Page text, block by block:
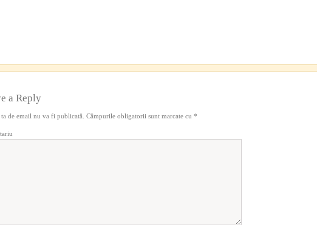
a Reply
ta de email nu va fi publicată. Câmpurile obligatorii sunt marcate cu *